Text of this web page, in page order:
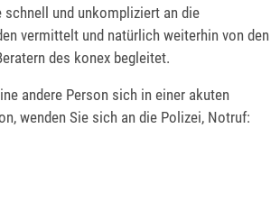
schnell und unkompliziert an die
vermittelt und natürlich weiterhin von den
des konex begleitet.
andere Person sich in einer akuten
wenden Sie sich an die Polizei, Notruf: